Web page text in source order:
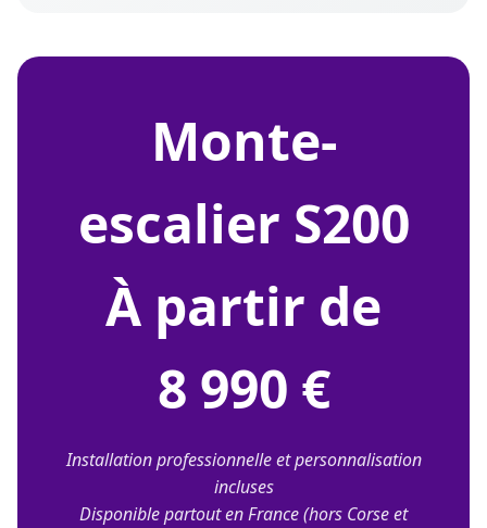
monte-
escalier S200
À partir de
8 990 €
Installation professionnelle et personnalisation
incluses
Disponible partout en France (hors Corse et